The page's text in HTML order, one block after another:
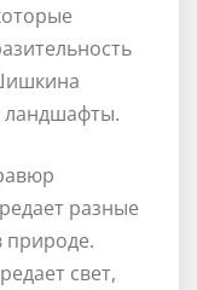
разные
природе.
свет,